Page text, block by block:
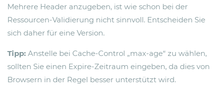
Mehrere Header anzugeben, ist wie schon bei der
Ressourcen-Validierung nicht sinnvoll. Entscheiden Sie
sich daher für eine Version.
Tipp: Anstelle bei Cache-Control „max-age“ zu wählen,
sollten Sie einen Expire-Zeitraum eingeben, da dies von
Browsern in der Regel besser unterstützt wird.